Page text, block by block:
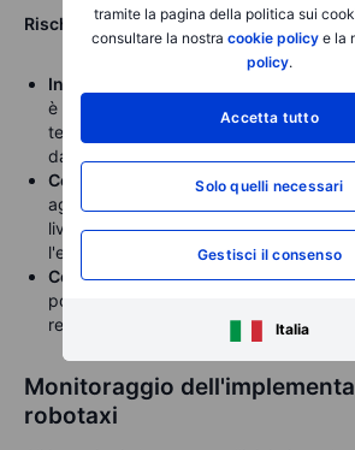
tramite la pagina della politica sui
consultare la nostra cookie policye la
policy.
Accetta tutto
Solo quelli necessari
Gestisci il consenso
Italia
Rischi:
Incertezza tecnologica:
i primi
è ancora necessario un sostanziale
tecnologico, con errori di alto profilo
danneggiare la fiducia dei consumatori.
Controllo normativo:la crescente
agenzie come l'NHTSA, combinata
livello statale, potrebbe rallentare
l'espansione e aumentare i costi di
Concorrenza intensa:rivali come
possiedono notevoli vantaggi in termini
record di sicurezza e quadri normativi.
Monitoraggio
robotaxi